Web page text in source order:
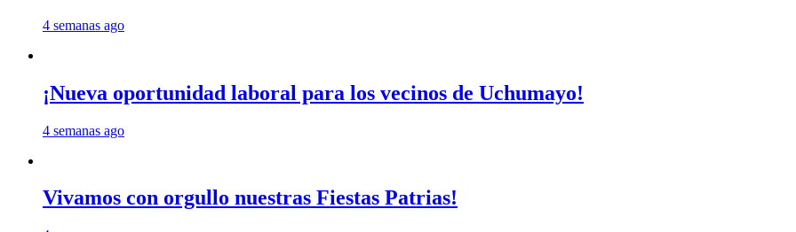
4 semanas ago
¡Nueva oportunidad laboral para los vecinos de Uchumayo!
4 semanas ago
Vivamos con orgullo nuestras Fiestas Patrias!